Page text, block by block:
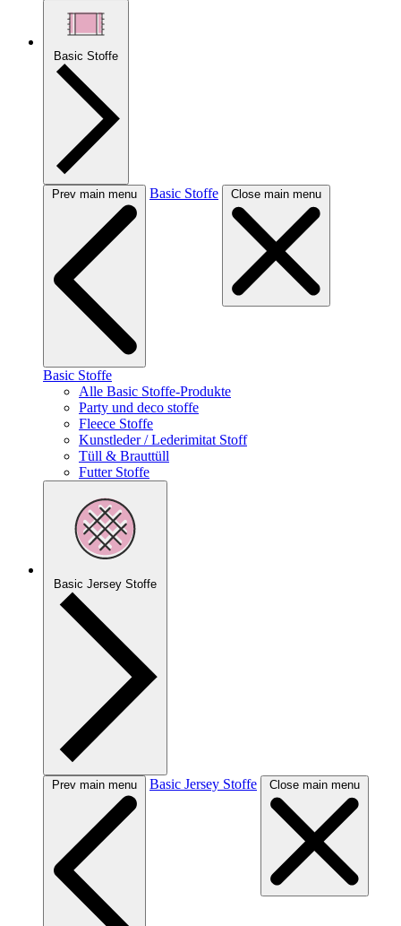
Basic Stoffe
Prev main menu Basic Stoffe Close main menu
Basic Stoffe
Alle Basic Stoffe-Produkte
Party und deco stoffe
Fleece Stoffe
Kunstleder / Lederimitat Stoff
Tüll & Brauttüll
Futter Stoffe
Basic Jersey Stoffe
Prev main menu Basic Jersey Stoffe Close main menu